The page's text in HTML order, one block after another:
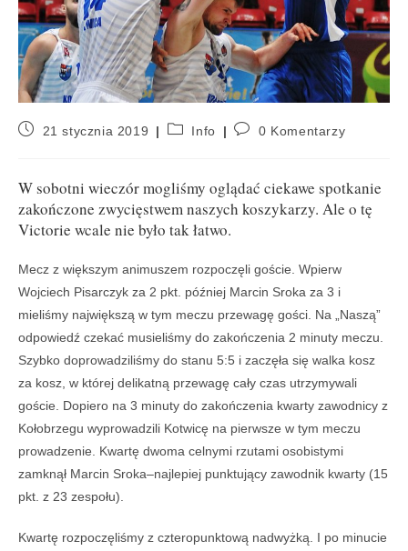
21 stycznia 2019 Info 0 Komentarzy
W sobotni wieczór mogliśmy oglądać ciekawe spotkanie
zakończone zwycięstwem naszych koszykarzy. Ale o tę
Victorie wcale nie było tak łatwo.
Mecz z większym animuszem rozpoczęli goście. Wpierw
Wojciech Pisarczyk za 2 pkt. później Marcin Sroka za 3 i
mieliśmy największą w tym meczu przewagę gości. Na „Naszą”
odpowiedź czekać musieliśmy do zakończenia 2 minuty meczu.
Szybko doprowadziliśmy do stanu 5:5 i zaczęła się walka kosz
za kosz, w której delikatną przewagę cały czas utrzymywali
goście. Dopiero na 3 minuty do zakończenia kwarty zawodnicy z
Kołobrzegu wyprowadzili Kotwicę na pierwsze w tym meczu
prowadzenie. Kwartę dwoma celnymi rzutami osobistymi
zamknął Marcin Sroka–najlepiej punktujący zawodnik kwarty (15
pkt. z 23 zespołu).
Kwartę rozpoczęliśmy z czteropunktową nadwyżką. I po minucie